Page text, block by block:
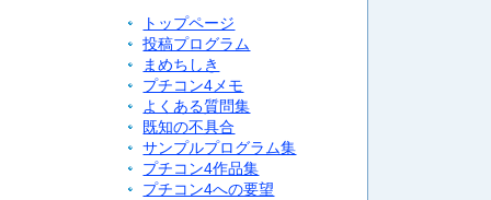
トップページ
投稿プログラム
まめちしき
プチコン4メモ
よくある質問集
既知の不具合
サンプルプログラム集
プチコン4作品集
プチコン4への要望